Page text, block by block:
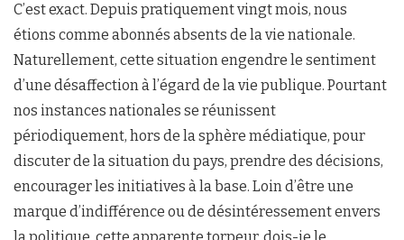
C’est exact. Depuis pratiquement vingt mois, nous
étions comme abonnés absents de la vie nationale.
Naturellement, cette situation engendre le sentiment
d’une désaffection à l’égard de la vie publique. Pourtant
nos instances nationales se réunissent
périodiquement, hors de la sphère médiatique, pour
discuter de la situation du pays, prendre des décisions,
encourager les initiatives à la base. Loin d’être une
marque d’indifférence ou de désintéressement envers